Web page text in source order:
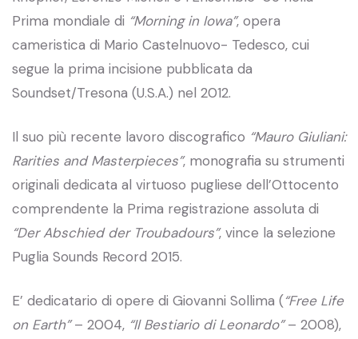
Prima mondiale di “Morning in Iowa”, opera
cameristica di Mario Castelnuovo- Tedesco, cui
segue la prima incisione pubblicata da
Soundset/Tresona (U.S.A.) nel 2012.
Il suo più recente lavoro discografico “Mauro Giuliani:
Rarities and Masterpieces”, monografia su strumenti
originali dedicata al virtuoso pugliese dell’Ottocento
comprendente la Prima registrazione assoluta di
“Der Abschied der Troubadours”, vince la selezione
Puglia Sounds Record 2015.
E’ dedicatario di opere di Giovanni Sollima (“Free Life
on Earth”– 2004, “Il Bestiario di Leonardo”– 2008),